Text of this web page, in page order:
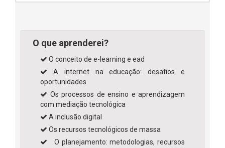
O que aprenderei?
O conceito de e-learning e ead
A internet na educação: desafios e
oportunidades
Os processos de ensino e aprendizagem
com mediação tecnológica
A inclusão digital
Os recursos tecnológicos de massa
O planejamento: metodologias, recursos